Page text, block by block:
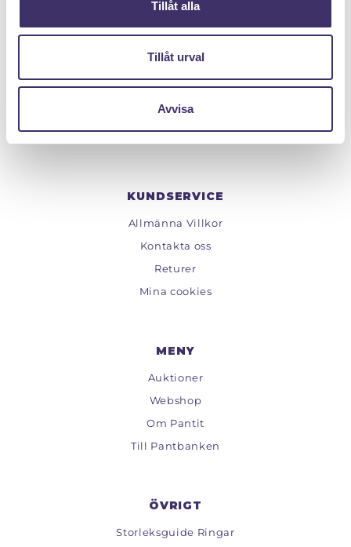
Tillåt alla
Tillåt urval
Avvisa
Tel:08 - 520 275 02
info@pantit.se
KUNDSERVICE
Allmänna Villkor
Kontakta oss
Returer
Mina cookies
MENY
Auktioner
Webshop
Om Pantit
Till Pantbanken
ÖVRIGT
Storleksguide Ringar